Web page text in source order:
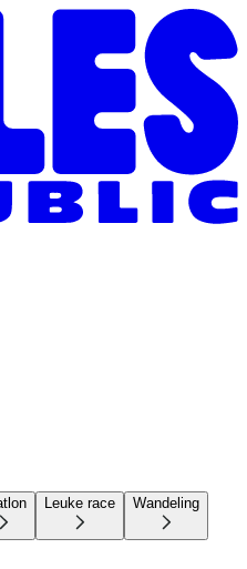
Leuke race Wandeling